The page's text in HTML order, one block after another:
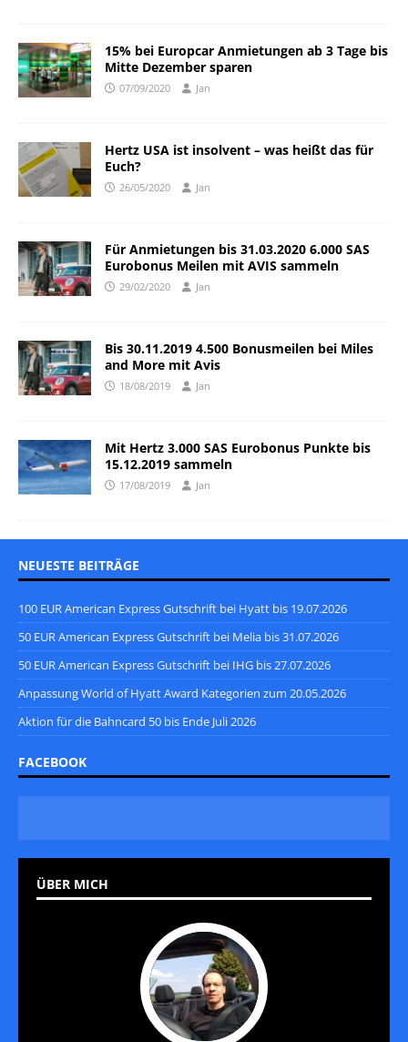
15% bei Europcar Anmietungen ab 3 Tage bis
Mitte Dezember sparen
07/09/2020 Jan
Hertz USA ist insolvent – was heißt das für
Euch?
26/05/2020 Jan
Für Anmietungen bis 31.03.2020 6.000 SAS
Eurobonus Meilen mit AVIS sammeln
29/02/2020 Jan
Bis 30.11.2019 4.500 Bonusmeilen bei Miles
and More mit Avis
18/08/2019 Jan
Mit Hertz 3.000 SAS Eurobonus Punkte bis
15.12.2019 sammeln
17/08/2019 Jan
NEUESTE BEITRÄGE
100 EUR American Express Gutschrift bei Hyatt bis 19.07.2026
50 EUR American Express Gutschrift bei Melia bis 31.07.2026
50 EUR American Express Gutschrift bei IHG bis 27.07.2026
Anpassung World of Hyatt Award Kategorien zum 20.05.2026
Aktion für die Bahncard 50 bis Ende Juli 2026
FACEBOOK
ÜBER MICH